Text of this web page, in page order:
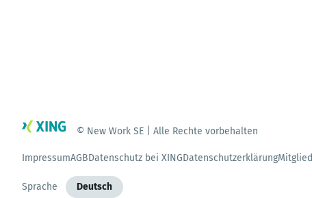
© New Work SE | Alle Rechte vorbehalten
ImpressumAGBDatenschutz bei XINGDatenschutzerklärung
Sprache Deutsch